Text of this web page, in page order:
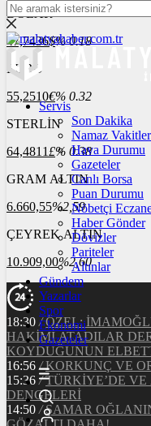
DOLAR
47,7436$% 0.18
EURO
55,2510€% 0.32
STERLİN
64,4811£% 0.38
GRAM ALTIN
6.660,55%2,59
ÇEYREK ALTIN
10.909,00%2,60
Servis
Son Dakika
Namaz
Hava Durumu
Gazeteler
Canlı Borsa
Puan Durumu
Nöbetçi
Haber Gönder
Dövizler
Pariteler
Altınlar
Gündem
Yazarlar
Spor
Ekonomi
Gazeteler
18:30 / ÖZEL:
HAKİMİ ATADILAR
KOYDUĞUNUN
16:56 / KORKUNÇ VE
15:36 / TÜRKİYE’DE
DENGELERİ
14:50 / ŞAMAR